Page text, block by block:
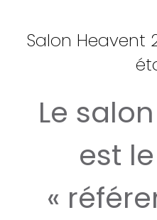
Salon Heavent
Le
est
«